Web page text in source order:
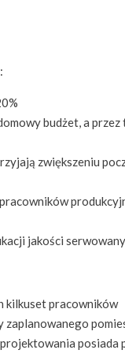
budżet, a przez
zwiększeniu
jakości
kilkuset pracowników
posiada